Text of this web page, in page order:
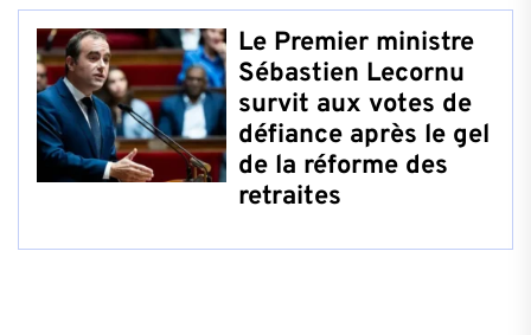
Le Premier ministre
Sébastien Lecornu
survit aux votes de
défiance après le gel
de la réforme des
retraites